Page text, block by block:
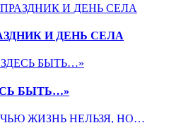
И ДЕНЬ СЕЛА
БЫТЬ…»